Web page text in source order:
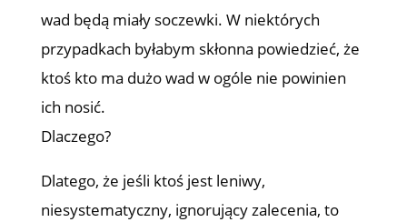
wad będą miały soczewki. W niektórych
przypadkach byłabym skłonna powiedzieć, że
ktoś kto ma dużo wad w ogóle nie powinien
ich nosić.
Dlaczego?
Dlatego, że jeśli ktoś jest leniwy,
niesystematyczny, ignorujący zalecenia, to